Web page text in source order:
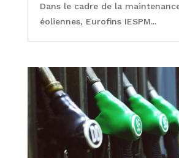
Dans le cadre de la
éoliennes, Eurofins IESPM...